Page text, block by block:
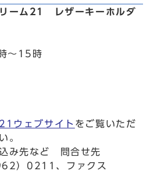
ーム21 レザーキーホルダ
～15時
ウェブサイト をご覧いただ
。
み先など 問合せ先
）0211、ファクス